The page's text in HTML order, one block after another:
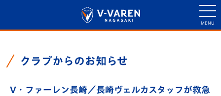
クラブからのお知らせ
V・ファーレン長崎／長崎ヴェルカスタッフが救急